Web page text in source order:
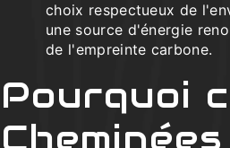
choix respectueux de
une source d'énergie
de l'empreinte carbone.
Pourquoi